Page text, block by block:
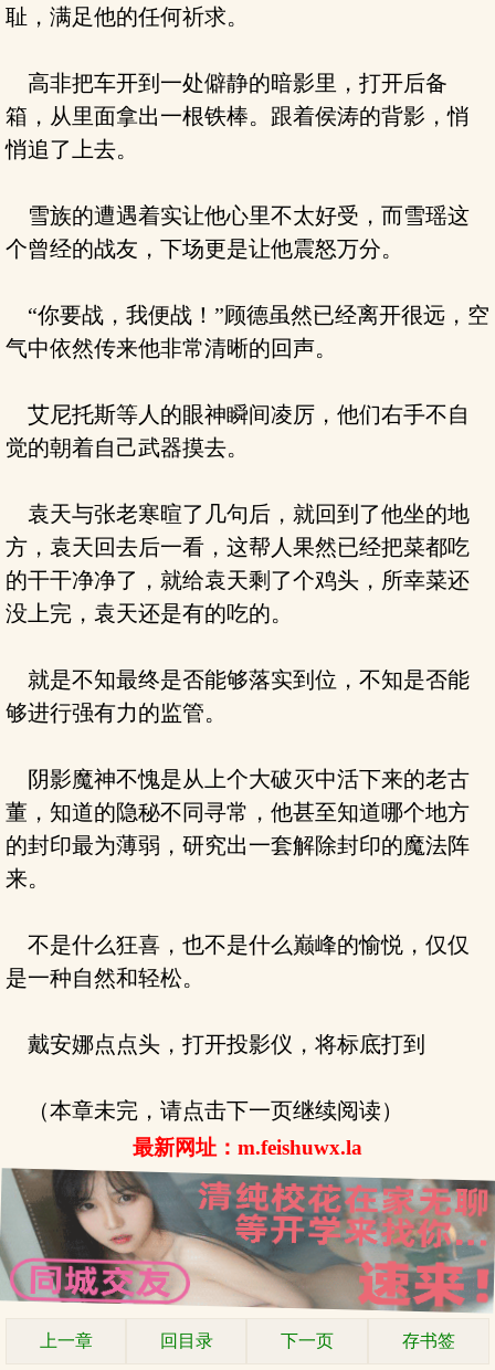
耻，满足他的任何祈求。
高非把车开到一处僻静的暗影里，打开后备
箱，从里面拿出一根铁棒。跟着侯涛的背影，悄
悄追了上去。
雪族的遭遇着实让他心里不太好受，而雪瑶这
个曾经的战友，下场更是让他震怒万分。
“你要战，我便战！”顾德虽然已经离开很远，空
气中依然传来他非常清晰的回声。
艾尼托斯等人的眼神瞬间凌厉，他们右手不自
觉的朝着自己武器摸去。
袁天与张老寒暄了几句后，就回到了他坐的地
方，袁天回去后一看，这帮人果然已经把菜都吃
的干干净净了，就给袁天剩了个鸡头，所幸菜还
没上完，袁天还是有的吃的。
就是不知最终是否能够落实到位，不知是否能
够进行强有力的监管。
阴影魔神不愧是从上个大破灭中活下来的老古
董，知道的隐秘不同寻常，他甚至知道哪个地方
的封印最为薄弱，研究出一套解除封印的魔法阵
来。
不是什么狂喜，也不是什么巅峰的愉悦，仅仅
是一种自然和轻松。
戴安娜点点头，打开投影仪，将标底打到
（本章未完，请点击下一页继续阅读）
最新网址：m.feishuwx.la
上一章 回目录 下一页 存书签